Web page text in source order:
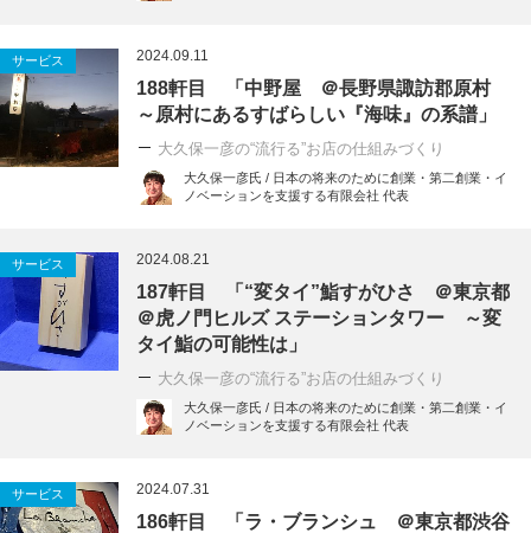
サービス 2024.09.11
188軒目 「中野屋 ＠長野県諏訪郡原村
～原村にあるすばらしい『海味』の系譜」
大久保一彦の“流行る”お店の仕組みづくり
大久保一彦氏 / 日本の将来のために創業・第二創業・イ
ノベーションを支援する有限会社 代表
サービス 2024.08.21
187軒目 「“変タイ”鮨すがひさ ＠東京都
＠虎ノ門ヒルズ ステーションタワー ～変
タイ鮨の可能性は」
大久保一彦の“流行る”お店の仕組みづくり
大久保一彦氏 / 日本の将来のために創業・第二創業・イ
ノベーションを支援する有限会社 代表
サービス 2024.07.31
186軒目 「ラ・ブランシュ ＠東京都渋谷